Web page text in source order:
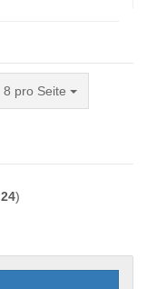
8 pro Seite
pro Seite
24)